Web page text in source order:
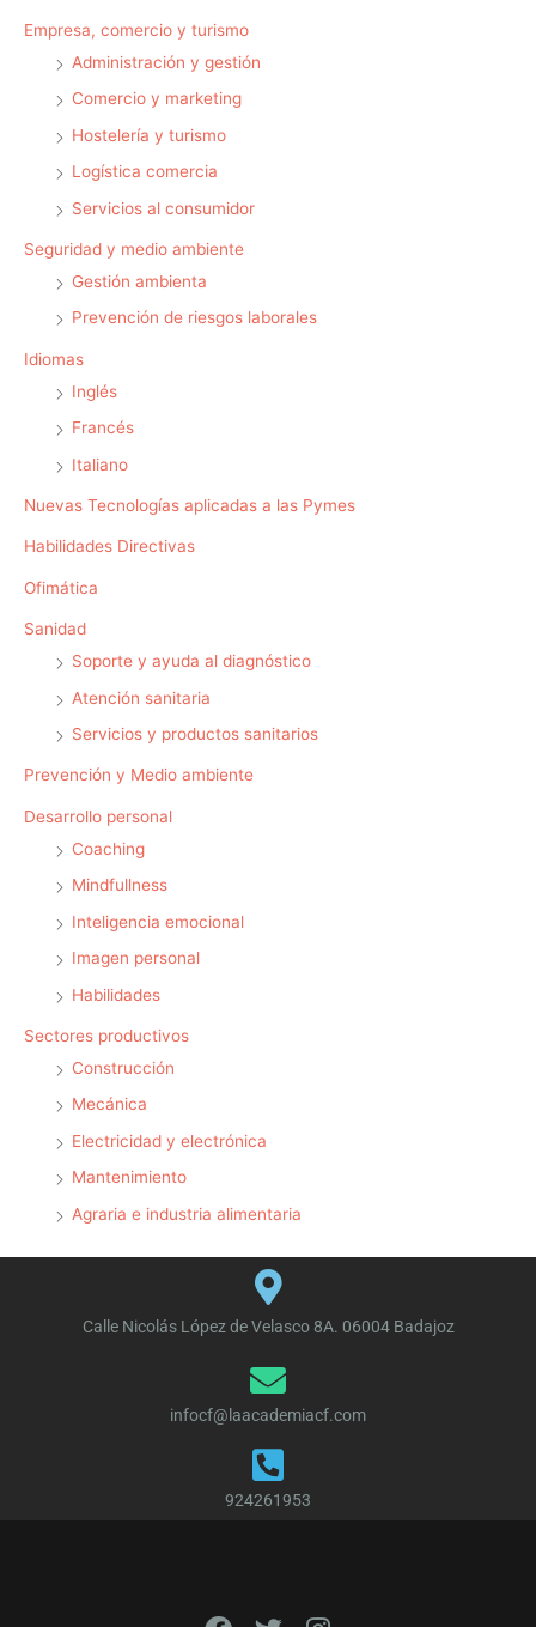
Empresa, comercio y turismo
Administración y gestión
Comercio y marketing
Hostelería y turismo
Logística comercia
Servicios al consumidor
Seguridad y medio ambiente
Gestión ambienta
Prevención de riesgos laborales
Idiomas
Inglés
Francés
Italiano
Nuevas Tecnologías aplicadas a las Pymes
Habilidades Directivas
Ofimática
Sanidad
Soporte y ayuda al diagnóstico
Atención sanitaria
Servicios y productos sanitarios
Prevención y Medio ambiente
Desarrollo personal
Coaching
Mindfullness
Inteligencia emocional
Imagen personal
Habilidades
Sectores productivos
Construcción
Mecánica
Electricidad y electrónica
Mantenimiento
Agraria e industria alimentaria
Calle Nicolás López de Velasco 8A. 06004 Badajoz
infocf@laacademiacf.com
924261953